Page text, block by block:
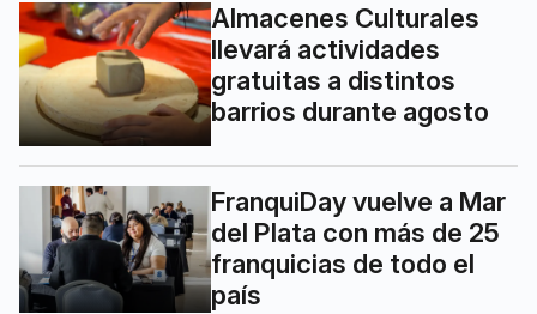
Almacenes Culturales
llevará actividades
gratuitas a distintos
barrios durante agosto
FranquiDay vuelve a Mar
del Plata con más de 25
franquicias de todo el
país